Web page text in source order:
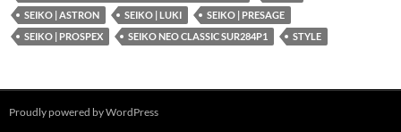
SEIKO | ASTRON
SEIKO | LUKI
SEIKO | PRESAGE
SEIKO | PROSPEX
SEIKO NEO CLASSIC SUR284P1 STYLE
Proudly powered by WordPress